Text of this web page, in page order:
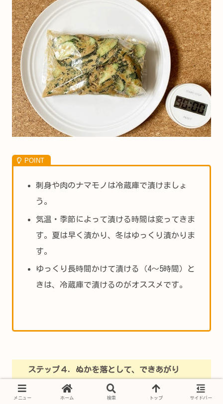
刺身や肉のナマモノは冷蔵庫で漬けましょ
う。
気温・季節によって漬ける時間は変ってきま
す。夏は早く漬かり、冬はゆっくり漬かりま
す。
ゆっくり長時間かけて漬ける（4～5時間）と
きは、冷蔵庫で漬けるのがオススメです。
ステップ４．ぬかを落として、できあがり
メニュー ホーム 検索 トップ サイドバー